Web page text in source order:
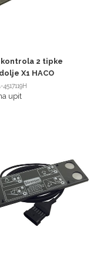
kontrola 2 tipke
X1 HACO
upit